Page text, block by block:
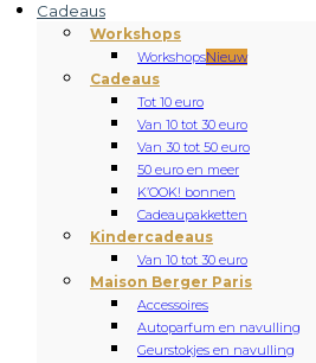
Cadeaus
Workshops
WorkshopsNieuw
Cadeaus
Tot 10 euro
Van 10 tot 30 euro
Van 30 tot 50 euro
50 euro en meer
K’OOK! bonnen
Cadeaupakketten
Kindercadeaus
Van 10 tot 30 euro
Maison Berger Paris
Accessoires
Autoparfum en navulling
Geurstokjes en navulling